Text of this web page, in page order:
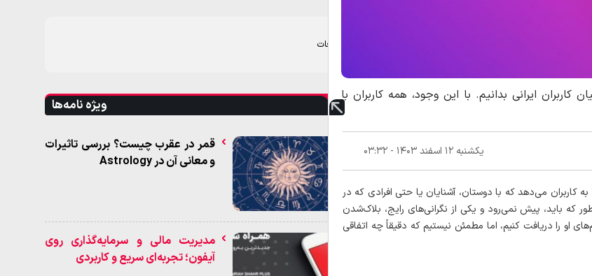
تبلیغات
ویژه نامه‌ها
قمر در عقرب چیست؟ بررسی تاثیرات
و معانی آن در Astrology
مدیریت مالی و سرمایه‌گذاری روی
آیفون؛ تجربه‌ای سریع و کاربردی
ایرانی بدانیم. با این وجود، همه کاربران با
یکشنبه ۱۲ اسفند ۱۴۰۳ - ۰۳:۳۲
کاربران می‌دهد که با دوستان، آشنایان یا حتی افرادی که در
که باید، پیش نمی‌رود و یکی از نگرانی‌های رایج، بلاک‌شدن
او را دریافت کنیم، اما مطمئن نیستیم که دقیقاً چه اتفاقی